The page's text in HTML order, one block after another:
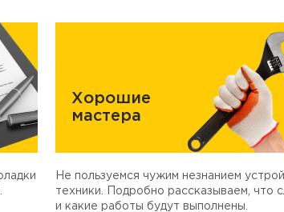
Хорошие
мастера
Не пользуемся чужим незнанием
техники. Подробно рассказываем, что
и какие работы будут выполнены.